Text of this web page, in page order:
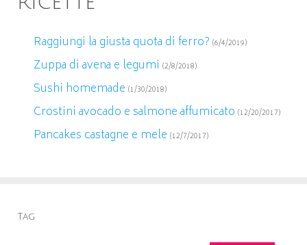
Raggiungi la giusta quota di ferro? (6/4/2019)
Zuppa di avena e legumi (2/8/2018)
Sushi homemade (1/30/2018)
Crostini avocado e salmone affumicato (12/20/2017)
Pancakes castagne e mele (12/7/2017)
Tag